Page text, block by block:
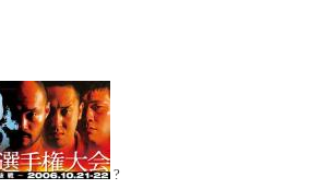
?